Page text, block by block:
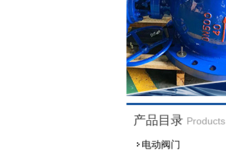
产品目录 Products
电动阀门